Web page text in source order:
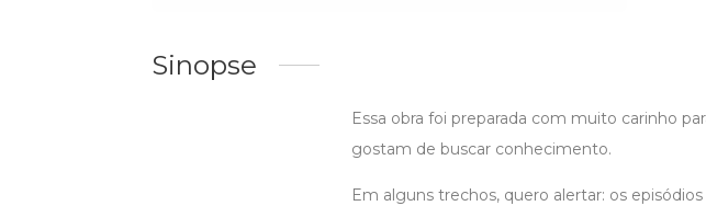
Sinopse
Essa obra foi preparada com muito carinho
gostam de buscar conhecimento.
Em alguns trechos, quero alertar: os